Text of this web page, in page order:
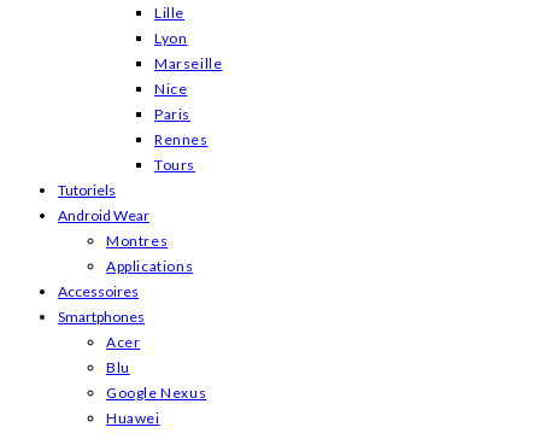
Lille
Lyon
Marseille
Nice
Paris
Rennes
Tours
Tutoriels
Android Wear
Montres
Applications
Accessoires
Smartphones
Acer
Blu
Google Nexus
Huawei